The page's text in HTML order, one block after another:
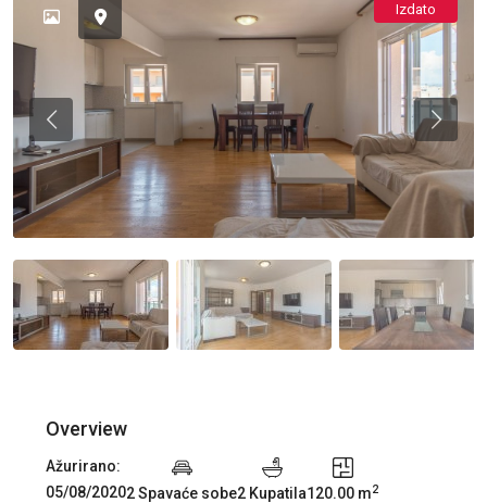
Izdato
Previous
Overview
Ažurirano:
05/08/20202 Spavaće sobe2 Kupatila120.00 m2